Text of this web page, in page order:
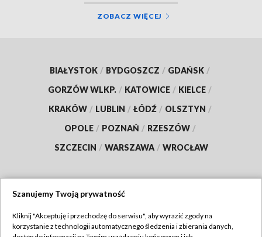
ZOBACZ WIĘCEJ
BIAŁYSTOK / BYDGOSZCZ / GDAŃSK /
GORZÓW WLKP. / KATOWICE / KIELCE /
KRAKÓW / LUBLIN / ŁÓDŹ / OLSZTYN /
OPOLE / POZNAŃ / RZESZÓW /
SZCZECIN / WARSZAWA / WROCŁAW
TVP
Szanujemy Twoją prywatność
Kliknij "Akceptuję i przechodzę do serwisu", aby wyrazić zgody na
korzystanie z technologii automatycznego śledzenia i zbierania danych,